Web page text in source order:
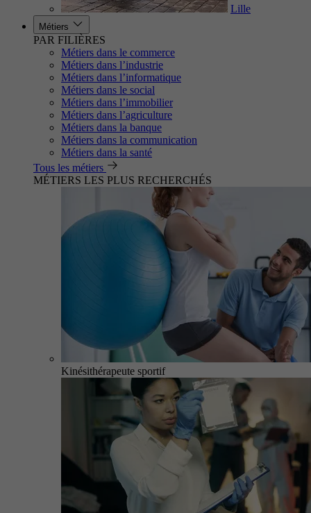
Lille
Métiers
PAR FILIÈRES
Métiers dans le commerce
Métiers dans l’industrie
Métiers dans l’informatique
Métiers dans le social
Métiers dans l’immobilier
Métiers dans l’agriculture
Métiers dans la banque
Métiers dans la communication
Métiers dans la santé
Tous les métiers
MÉTIERS LES PLUS RECHERCHÉS
Kinésithérapeute sportif